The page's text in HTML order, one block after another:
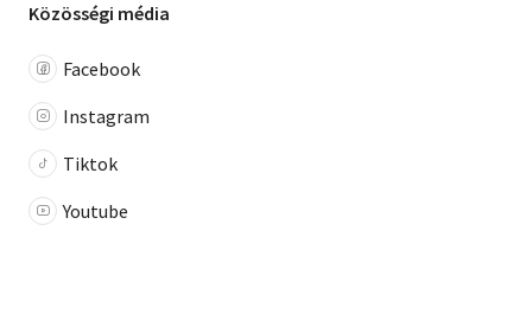
Közösségi média
Facebook
Instagram
Tiktok
Youtube